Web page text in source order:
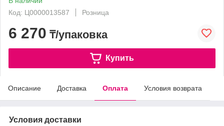
Код: Ц0000013587
Розница
6 270 ₸/упаковка
Купить
Описание Доставка Оплата Условия возврата
Условия доставки